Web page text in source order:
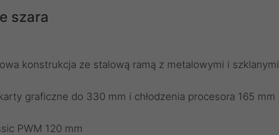
szara
konstrukcja ze stalową ramą z metalowymi i szklanymi
graficzne do 330 mm i chłodzenia procesora 165 mm
PWM 120 mm